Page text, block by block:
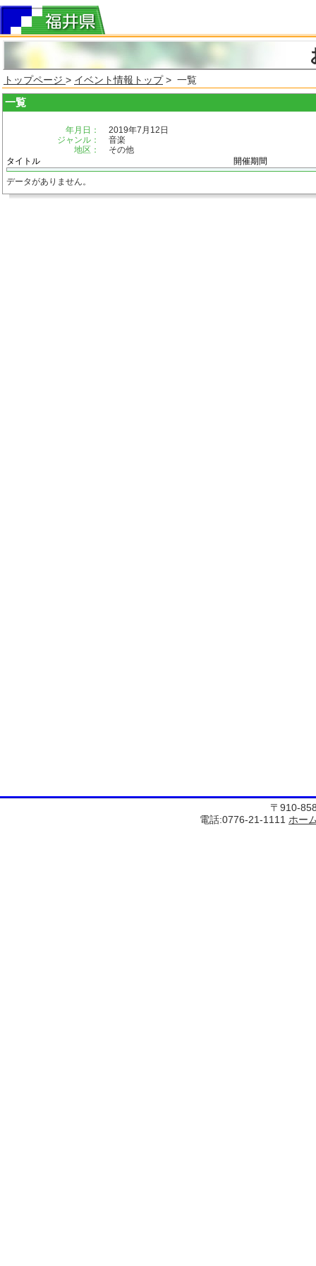
トップページ > イベント情報トップ> 一覧
一覧
年月日：
2019年7月12日
ジャンル：
音楽
地区：
その他
タイトル
開催期間
データがありません。
〒910-
電話:0776-21-1111 ホー